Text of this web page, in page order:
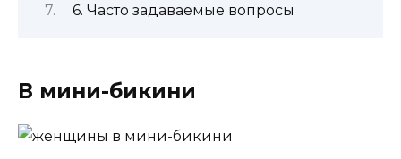
6. Часто задаваемые вопросы
В мини-бикини